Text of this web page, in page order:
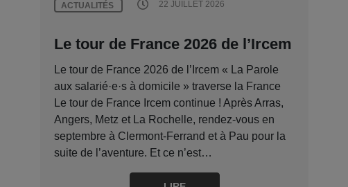
ACTUALITÉS 22 JUILLET 2026
Le tour de France 2026 de l’Ircem
Le tour de France 2026 de l’Ircem « La Parole
aux salarié·e·s à domicile » traverse la France
Le tour de France Ircem continue ! Après Arras,
Angers, Metz et La Rochelle, rendez-vous en
septembre à Clermont-Ferrand et à Pau pour la
suite de l’aventure. Et ce n’est…